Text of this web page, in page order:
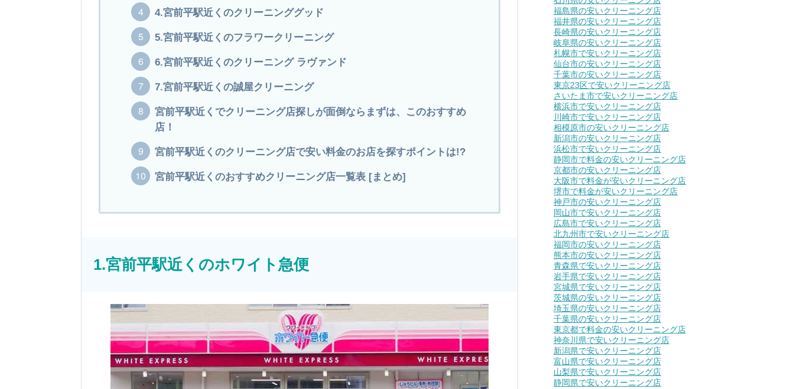
4.宮前平駅近くのクリーニンググッド
5.宮前平駅近くのフラワークリーニング
6.宮前平駅近くのクリーニング ラヴァンド
7.宮前平駅近くの誠屋クリーニング
宮前平駅近くでクリーニング店探しが面倒ならまずは、このおすすめ
店！
宮前平駅近くのクリーニング店で安い料金のお店を探すポイントは!?
宮前平駅近くのおすすめクリーニング店一覧表 [まとめ]
1.宮前平駅近くのホワイト急便
福島県の安いクリーニング店
福井県の安いクリーニング店
長崎県の安いクリーニング店
岐阜県の安いクリーニング店
札幌市で安いクリーニング店
仙台市の安いクリーニング店
千葉市の安いクリーニング店
東京23区で安いクリーニング店
さいたま市で安いクリーニング店
横浜市で安いクリーニング店
川崎市で安いクリーニング店
相模原市の安いクリーニング店
新潟市の安いクリーニング店
浜松市で安いクリーニング店
静岡市で料金の安いクリーニング店
京都市の安いクリーニング店
大阪市で料金が安いクリーニング店
堺市で料金が安いクリーニング店
神戸市の安いクリーニング店
岡山市で安いクリーニング店
広島市で安いクリーニング店
北九州市で安いクリーニング店
福岡市の安いクリーニング店
熊本市の安いクリーニング店
青森県で安いクリーニング店
岩手県で安いクリーニング店
宮城県で安いクリーニング店
茨城県の安いクリーニング店
埼玉県の安いクリーニング店
千葉県の安いクリーニング店
東京都で料金の安いクリーニング店
神奈川県で安いクリーニング店
新潟県で安いクリーニング店
富山県で安いクリーニング店
山梨県で安いクリーニング店
静岡県で安いクリーニング店